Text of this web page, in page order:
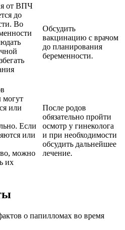
от ВПЧ
до
Во
Обсудить
вакцинацию с врачом
до планирования
беременности.
могут
или
Если
или
можно
их
После родов
обязательно пройти
осмотр у гинеколога
и при необходимости
обсудить дальнейшее
лечение.
о папилломах во время